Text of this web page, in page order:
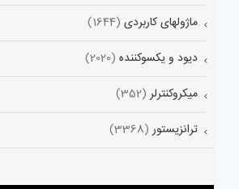
ماژولهای کاربردی (1644)
دیود و یکسوکننده (2020)
میکروکنترلر (352)
ترانزیستور (3368)